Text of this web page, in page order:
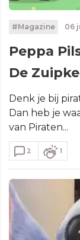
#Magazine 06
Peppa
De
Denk je bij
Dan heb je
van Piraten...
2 1